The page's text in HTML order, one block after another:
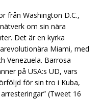
från Washington D.C.,
om sin nära
Det är en kyrka
Miami, med
Venezuela. Barrosa
på USA:s UD, vars
för sin tro i Kuba,
(Tweet 16